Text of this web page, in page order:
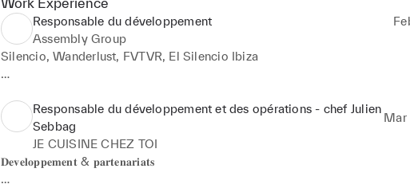
où je pourrai piloter des projets à fort enjeu d’image et d’expérience
stratégie, esthétique et efficacité.
Responsable du développement
Assembly Group
Silencio, Wanderlust, FVTVR, El Silencio Ibiza
- Pilotage du 𝐜𝐡𝐚𝐧𝐭𝐢𝐞𝐫 𝐝𝐞 𝐫é𝐧𝐨𝐯𝐚𝐭𝐢𝐨𝐧 𝐝𝐮 𝐒𝐢𝐥𝐞𝐧𝐜𝐢𝐨 𝐏𝐚𝐫𝐢𝐬 en 2 semaines (pré-
coordination architecte (Raphael Navot), prestataires, livraisons et
jour/nuit.
- Supervision de la réouverture d'été du 𝐖𝐚𝐧𝐝𝐞𝐫𝐥𝐮𝐬𝐭 𝐏𝐚𝐫𝐢𝐬 : tri, rénovation,
mobilier, création d’un food container Micho.
- Gestion de l'ouverture d'un Vinyle Bar à Ibiza : coordination d’un projet
Responsable du développement et des opérations - chef Julien
Sebbag
Mar
JE CUISINE CHEZ TOI
𝐃𝐞𝐯𝐞𝐥𝐨𝐩𝐩𝐞𝐦𝐞𝐧𝐭 & 𝐩𝐚𝐫𝐭𝐞𝐧𝐚𝐫𝐢𝐚𝐭𝐬